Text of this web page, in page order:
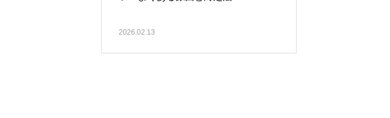
2026.02.13